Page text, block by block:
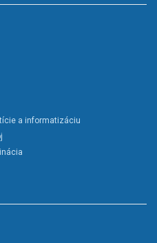
a informatizáciu